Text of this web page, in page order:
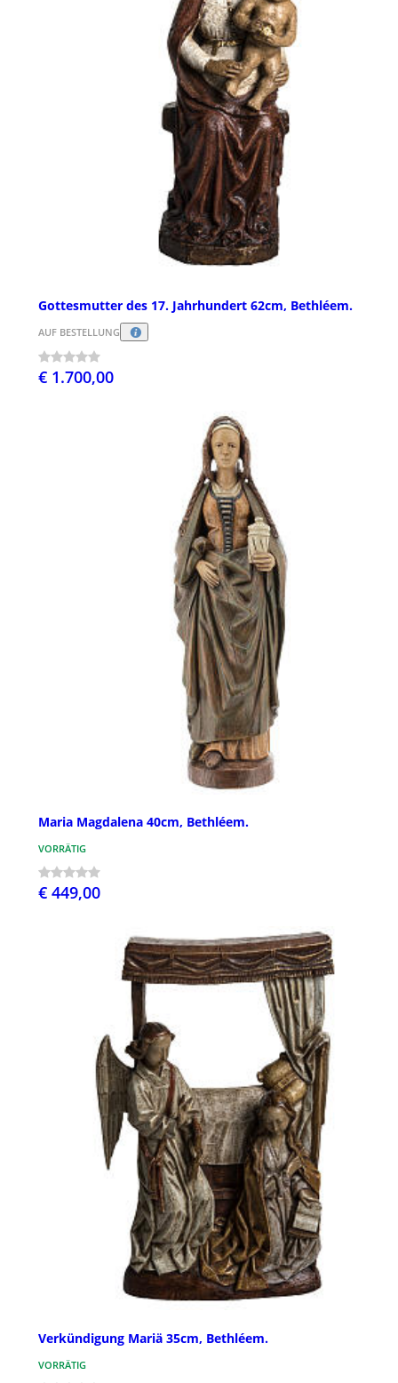
Gottesmutter des 17. Jahrhundert 62cm, Bethléem.
AUF BESTELLUNG
€ 1.700,00
Maria Magdalena 40cm, Bethléem.
VORRÄTIG
€ 449,00
Verkündigung Mariä 35cm, Bethléem.
VORRÄTIG